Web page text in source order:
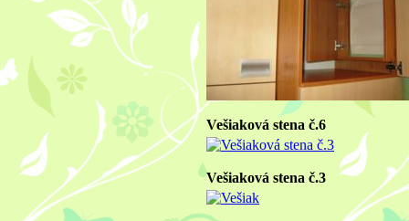
Vešiaková stena č.6
Vešiaková stena č.3